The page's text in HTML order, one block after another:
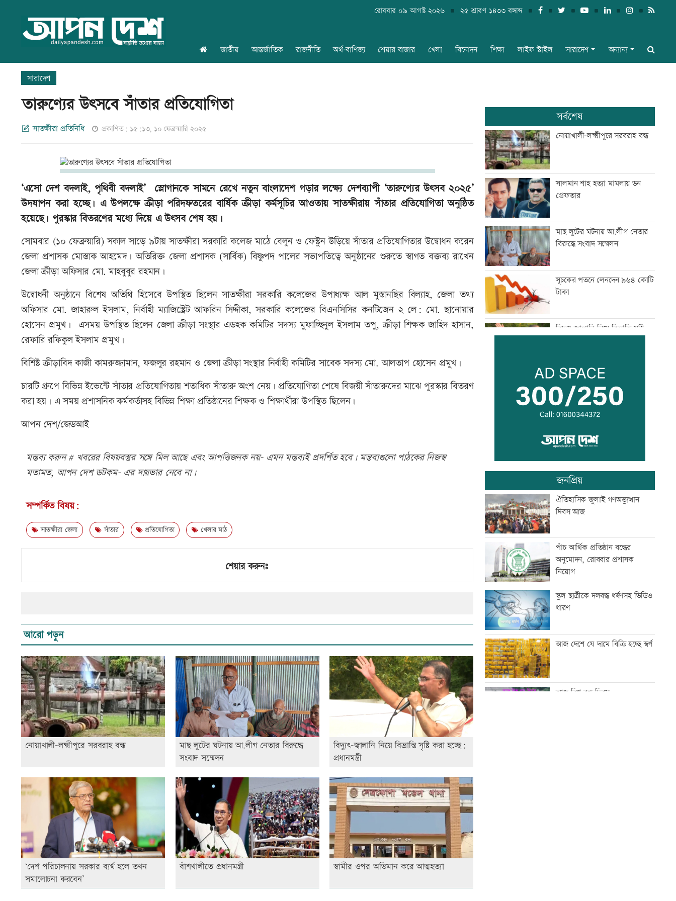
রোববার ০৯ আগস্ট ২০২৬ ২৫ শ্রাবণ ১৪৩৩ বঙ্গাব্দ
জাতীয় আন্তর্জাতিক রাজনীতি অর্থ-বাণিজ্য শেয়ার বাজার খেলা বিনোদন শিক্ষা লাইফ স্টাইল সারাদেশ অন্যান্য
সারাদেশ
তারুণ্যের উৎসবে সাঁতার প্রতিযোগিতা
সাতক্ষীরা প্রতিনিধি প্রকাশিত: ১৫:১৩, ১০ ফেব্রুয়ারি ২০২৫
‘এসো দেশ বদলাই, পৃথিবী বদলাই’ স্লোগানকে সামনে রেখে নতুন বাংলাদেশ গড়ার লক্ষ্যে দেশব্যাপী ‘তারুণ্যের উৎসব ২০২৫’
উদযাপন করা হচ্ছে। এ উপলক্ষে ক্রীড়া পরিদফতরের বার্ষিক ক্রীড়া কর্মসূচির আওতায় সাতক্ষীরায় সাঁতার প্রতিযোগিতা অনুষ্ঠিত
হয়েছে। পুরস্কার বিতরণের মধ্যে দিয়ে এ উৎসব শেষ হয়।
সোমবার (১০ ফেব্রুয়ারি) সকাল সাড়ে ৯টায় সাতক্ষীরা সরকারি কলেজ মাঠে বেলুন ও ফেস্টুন উড়িয়ে সাঁতার প্রতিযোগিতার উদ্বোধন করেন
জেলা প্রশাসক মোস্তাক আহমেদ। অতিরিক্ত জেলা প্রশাসক (সার্বিক) বিষ্ণুপদ পালের সভাপতিত্বে অনুষ্ঠানের শুরুতে স্বাগত বক্তব্য রাখেন
জেলা ক্রীড়া অফিসার মো. মাহবুবুর রহমান।
উদ্বোধনী অনুষ্ঠানে বিশেষ অতিথি হিসেবে উপস্থিত ছিলেন সাতক্ষীরা সরকারি কলেজের উপাধ্যক্ষ আল মুস্তানছির বিল্যাহ, জেলা তথ্য
অফিসার মো. জাহারুল ইসলাম, নির্বাহী ম্যাজিস্ট্রেট আফরিন সিদ্দীকা, সরকারি কলেজের বিএনসিসির কনটিজেন ২ লে: মো. ছানোয়ার
হোসেন প্রমুখ। এসময় উপস্থিত ছিলেন জেলা ক্রীড়া সংস্থার এডহক কমিটির সদস্য মুফাচ্ছিনুল ইসলাম তপু, ক্রীড়া শিক্ষক জাহিদ হাসান,
রেফারি রফিকুল ইসলাম প্রমুখ।
বিশিষ্ট ক্রীড়াবিদ কাজী কামরুজ্জামান, ফজলুর রহমান ও জেলা ক্রীড়া সংস্থার নির্বাহী কমিটির সাবেক সদস্য মো. আলতাপ হোসেন প্রমুখ।
চারটি গ্রুপে বিভিন্ন ইভেন্টে সাঁতার প্রতিযোগিতায় শতাধিক সাঁতারু অংশ নেয়। প্রতিযোগিতা শেষে বিজয়ী সাঁতারুদের মাঝে পুরস্কার বিতরণ
করা হয়। এ সময় প্রশাসনিক কর্মকর্তাসহ বিভিন্ন শিক্ষা প্রতিষ্ঠানের শিক্ষক ও শিক্ষার্থীরা উপস্থিত ছিলেন।
আপন দেশ/জেডআই
মন্তব্য করুন # খবরের বিষয়বস্তুর সঙ্গে মিল আছে এবং আপত্তিজনক নয়- এমন মন্তব্যই প্রদর্শিত হবে। মন্তব্যগুলো পাঠকের নিজস্ব
মতামত, আপন দেশ ডটকম- এর দায়ভার নেবে না।
সম্পর্কিত বিষয়:
সাতক্ষীরা জেলা সাঁতার প্রতিযোগিতা খেলার মাঠ
শেয়ার করুনঃ
আরো পড়ুন
নোয়াখালী-লক্ষ্মীপুরে সরবরাহ বন্ধ
মাছ লুটের ঘটনায় আ.লীগ নেতার বিরুদ্ধে
সংবাদ সম্মেলন
বিদ্যুৎ-জ্বালানি নিয়ে বিভ্রান্তি সৃষ্টি করা হচ্ছে:
প্রধানমন্ত্রী
‘দেশ পরিচালনায় সরকার ব্যর্থ হলে তখন
সমালোচনা করবেন’
বাঁশখালীতে প্রধানমন্ত্রী স্বামীর ওপর অভিমান করে আত্মহত্যা
সর্বশেষ
নোয়াখালী-লক্ষ্মীপুরে সরবরাহ বন্ধ
সালমান শাহ হত্যা মামলায় ডন
গ্রেফতার
মাছ লুটের ঘটনায় আ.লীগ নেতার
বিরুদ্ধে সংবাদ সম্মেলন
সূচকের পতনে লেনদেন ৯৬৪ কোটি
টাকা
বিদ্যুৎ-জ্বালানি নিয়ে বিভ্রান্তি সৃষ্টি
‘রাজনীতি স্বচ্ছ হওয়া উচিত, তাহলে
গণতন্ত্রের গতি ফিরে আসবে’
পেছালো শুনানি
‘দেশ পরিচালনায় সরকার ব্যর্থ হলে
তখন সমালোচনা করবেন’
বিপিএলে খেলতে চায় শ্রীলঙ্কার
জনপ্রিয়
ঐতিহাসিক জুলাই গণঅভ্যুত্থান
দিবস আজ
পাঁচ আর্থিক প্রতিষ্ঠান বন্ধের
অনুমোদন, রোববার প্রশাসক
নিয়োগ
স্কুল ছাত্রীকে দলবদ্ধ ধর্ষণসহ ভিডিও
ধারণ
আজ দেশে যে দামে বিক্রি হচ্ছে স্বর্ণ
আজ বিশ্ব বন্ধু দিবস